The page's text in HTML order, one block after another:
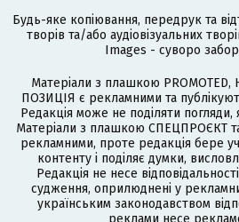
Будь-яке копіювання, передрук та
творів та/або аудіовізуальних
Images - суворо
Матеріали з плашкою
ПОЗИЦІЯ є рекламними та
Редакція може не поділяти погляди,
Матеріали з плашкою СПЕЦПРОЄКТ
рекламними, проте редакція бере
контенту і поділяє думки,
Редакція не несе
судження, оприлюднені у
українським законодавством